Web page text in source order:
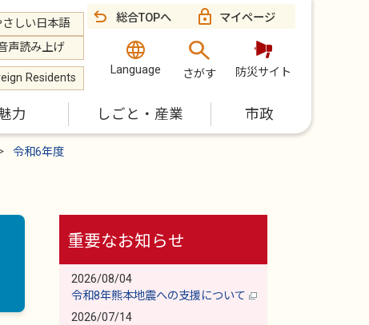
さしい日本語
声読み上げ
Residents
総合TOPへ マイページ
Language さがす 防災サイト
力 しごと・産業 市政
令和6年度
重要なお知らせ
2026/08/04
令和8年熊本地震への支援について
2026/07/14